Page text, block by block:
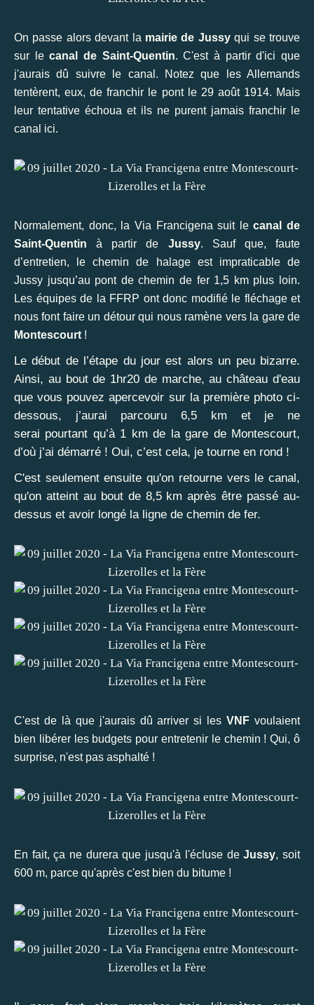
On passe alors devant la mairie de Jussyqui se trouve
sur lecanal de Saint-Quentin. C'est à partir d'ici que
j'aurais dû suivre le canal. Notez que les Allemands
tentèrent, eux, de franchir le pont le 29 août 1914. Mais
leur tentative échoua et ils ne purent jamais franchir le
canal ici.
Normalement, donc, la Via Francigena suit lecanal de
Saint-Quentin à partir de Jussy. Sauf que, faute
d’entretien, le chemin de halage est impraticable de
Jussy jusqu’au pont de chemin de fer 1,5 km plus loin.
Les équipes de la FFRP ont donc modifié le fléchage et
nous font faire un détour qui nous ramène vers la gare de
Montescourt !
Le début de l’étape du jour est alors un peu bizarre.
Ainsi, au bout de 1hr20 de marche, au château d'eau
que vous pouvez apercevoir sur la première photo ci-
dessous, j’aurai parcouru 6,5 km et je ne
serai pourtant qu’à 1 km de la gare de Montescourt,
d’où j’ai démarré ! Oui, c’est cela, je tourne en rond !
C'est seulement ensuite qu'on retourne vers le canal,
qu'on atteint au bout de 8,5 km après être passé au-
dessus et avoir longé la ligne de chemin de fer.
C'est de là que j'aurais dû arriver si lesVNFvoulaient
bien libérer les budgets pour entretenir le chemin ! Qui, ô
surprise, n'est pas asphalté !
En fait, ça ne durera que jusqu'à l'écluse deJussy, soit
600 m, parce qu'après c'est bien du bitume !